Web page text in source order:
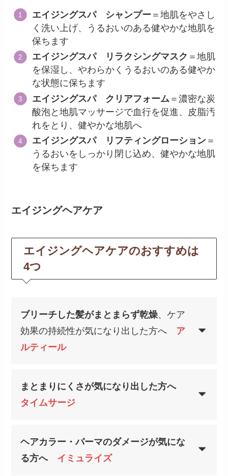
エイジングスパ シャンプー ＝地肌をやさし
く洗い上げ、うるおいのある健やかな地肌を
保ちます
エイジングスパ リラクシングマスク ＝地肌
を保湿し、やわらかくうるおいのある健やか
な状態に保ちます
エイジングスパ クリアフォーム ＝濃密な炭
酸泡と地肌マッサージで血行を促進、皮脂汚
れをとり、健やかな地肌へ
エイジングスパ リフティングローション＝
うるおいをしっかり閉じ込め、健やかな地肌
を保ちます
エイジングヘアケア
エイジングヘアケアのおすすめは
4つ
ブリーチした髪がまとまらず乾燥、ケア
効果の持続性が気になり出した方へ ア
ルティール
まとまりにくさが気になり出した方へ
タイムサージ
ヘアカラー・パーマのダメージが気にな
る方へ
イミュライズ